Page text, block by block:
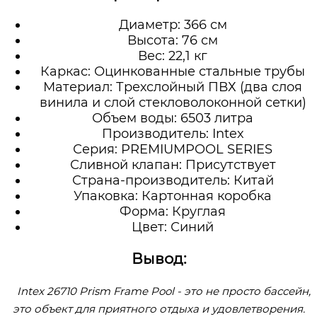
Диаметр: 366 см
Высота: 76 см
Вес: 22,1 кг
Каркас: Оцинкованные стальные трубы
Материал: Трехслойный ПВХ (два слоя
винила и слой стекловолоконной сетки)
Объем воды: 6503 литра
Производитель: Intex
Серия: PREMIUMPOOL SERIES
Сливной клапан: Присутствует
Страна-производитель: Китай
Упаковка: Картонная коробка
Форма: Круглая
Цвет: Синий
Вывод:
Intex 26710 Prism Frame Pool - это не просто бассейн,
это объект для приятного отдыха и удовлетворения.